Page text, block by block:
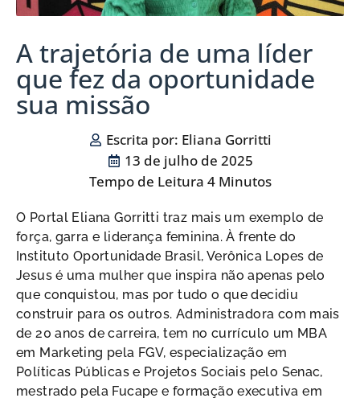
A trajetória de uma líder
que fez da oportunidade
sua missão
Escrita por: Eliana Gorritti
13 de julho de 2025
O Portal Eliana Gorritti traz mais um exemplo de
força, garra e liderança feminina. À frente do
Instituto Oportunidade Brasil, Verônica Lopes de
Jesus é uma mulher que inspira não apenas pelo
que conquistou, mas por tudo o que decidiu
construir para os outros. Administradora com mais
de 20 anos de carreira, tem no currículo um MBA
em Marketing pela FGV, especialização em
Políticas Públicas e Projetos Sociais pelo Senac,
mestrado pela Fucape e formação executiva em